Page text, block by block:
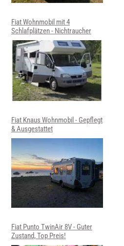
Fiat Wohnmobil mit 4
Schlafplätzen - Nichtraucher
Fiat Knaus Wohnmobil - Gepflegt
& Ausgestattet
Fiat Punto TwinAir 8V - Guter
Zustand, Top Preis!